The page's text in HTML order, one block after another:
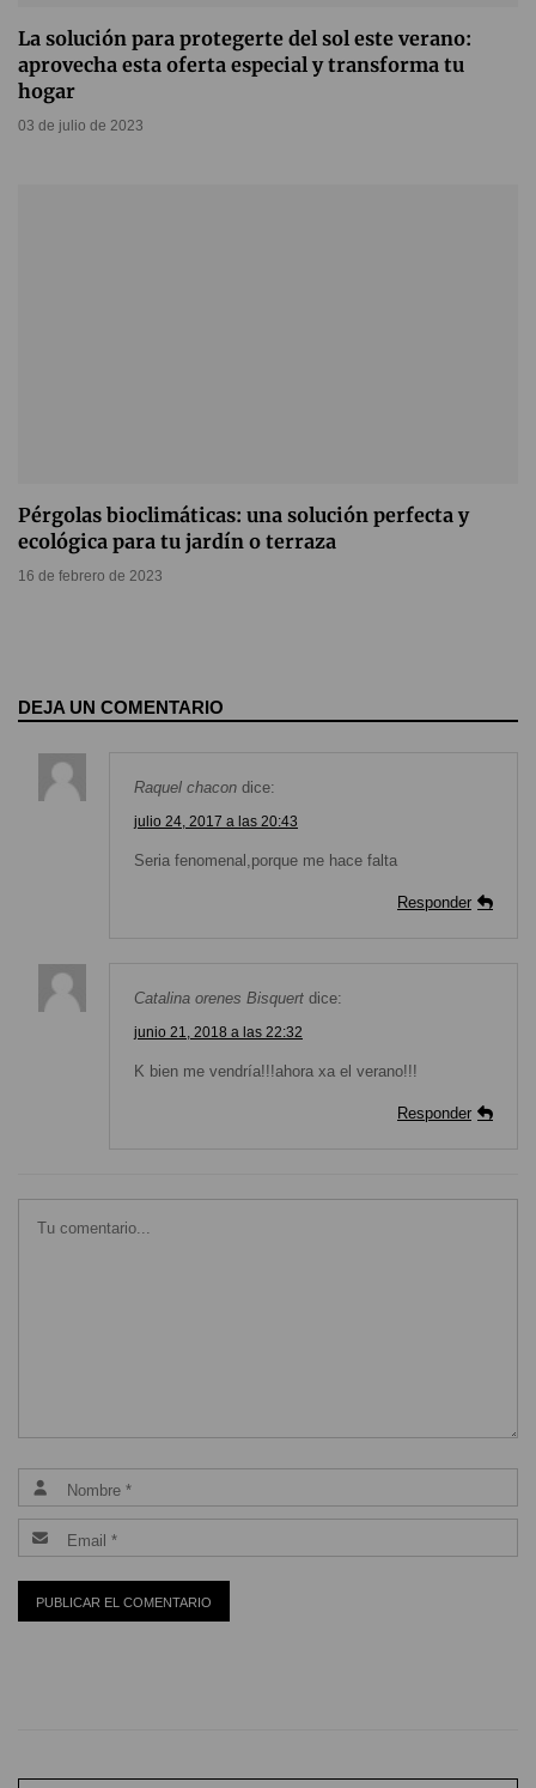
La solución para protegerte del sol este verano:
aprovecha esta oferta especial y transforma tu
hogar
03 de julio de 2023
Pérgolas bioclimáticas: una solución perfecta y
ecológica para tu jardín o terraza
16 de febrero de 2023
DEJA UN COMENTARIO
Raquel chacon dice:
julio 24, 2017 a las 20:43
Seria fenomenal,porque me hace falta
Responder
Catalina orenes Bisquert dice:
junio 21, 2018 a las 22:32
K bien me vendría!!!ahora xa el verano!!!
Responder